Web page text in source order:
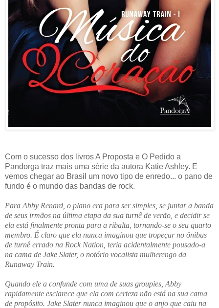
Com o sucesso dos livros A Proposta e O Pedido a
Pandorga traz mais uma série da autora Katie Ashley. E
vemos chegar ao Brasil um novo tipo de enredo... o pano de
fundo é o mundo das bandas de rock.
Para Abby Renard, o plano era para ser simples, se juntar a banda
de seus irmãos na última etapa da sua turnê de verão, e decidir se
ela está finalmente pronta para a ribalta, tornando-se o seu quarto
membro. É claro que ela nunca imaginou que tropeçar no ônibus
de turnê errado na Rock Nation, teria acidentalmente pousado-a
na cama de Jake Slater, o notório vocalista mulherengo da
Runaway Train.
Quando ele a confunde com uma de suas groupies, Abby
rapidamente esclarece que ela com certeza não está na sua cama
de propósito. Jake Slater nunca imaginou que o anjo que caiu na